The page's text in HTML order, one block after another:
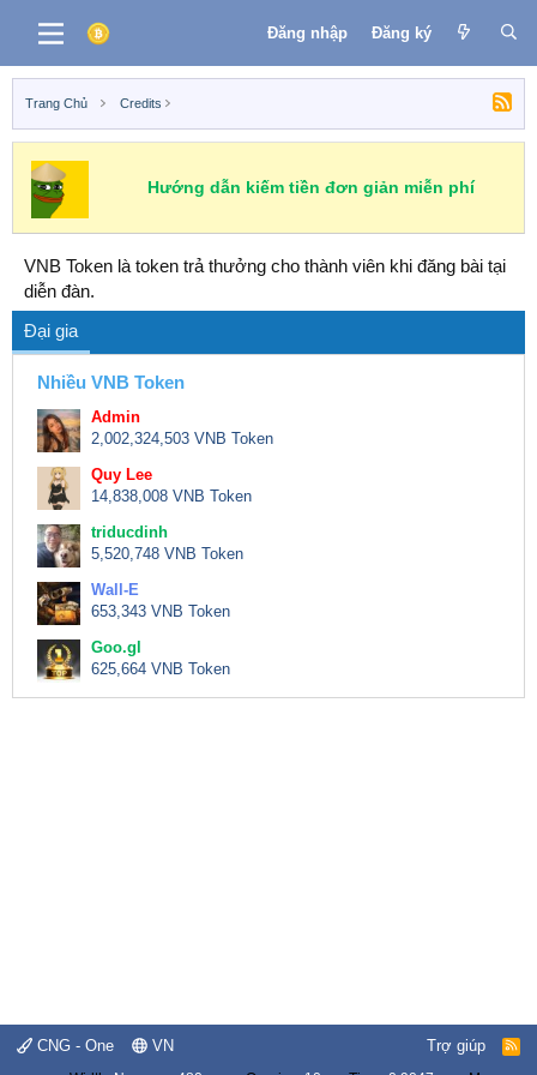
Đăng nhập Đăng ký
Trang Chủ Credits
Hướng dẫn kiếm tiền đơn giản miễn phí
VNB Token là token trả thưởng cho thành viên khi đăng bài tại
diễn đàn.
Đại gia
Nhiều VNB Token
Admin
2,002,324,503 VNB Token
Quy Lee
14,838,008 VNB Token
triducdinh
5,520,748 VNB Token
Wall-E
653,343 VNB Token
Goo.gl
625,664 VNB Token
CNG - One VN Trợ giúp
R